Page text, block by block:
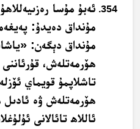
ئەبۇ مۇسا
مۇنداق دەيدۇ:
مۇنداق دېگەن:
ھۆرمەتلەش،
تاشلاپمۇ قويماي
ھۆرمەتلەش ۋە ئادىل
ئاللاھ تائالانى